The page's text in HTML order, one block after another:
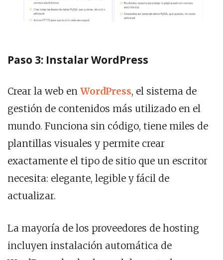
Paso 3: Instalar WordPress
Crear la web en WordPress, el sistema de
gestión de contenidos más utilizado en el
mundo. Funciona sin código, tiene miles de
plantillas visuales y permite crear
exactamente el tipo de sitio que un escritor
necesita: elegante, legible y fácil de
actualizar.
La mayoría de los proveedores de hosting
incluyen instalación automática de